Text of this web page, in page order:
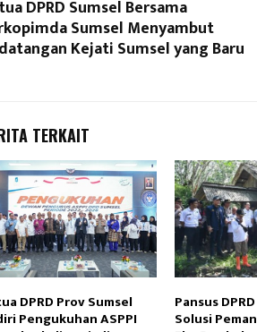
DPRD Sumsel Bersama
Sumsel Menyambut
Kejati Sumsel yang Baru
TERKAIT
DPRD Prov Sumsel
Pengukuhan ASPPI
Pansus
Solusi